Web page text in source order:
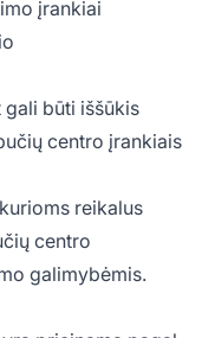
įrankiai
gali būti iššūkis
centro įrankiais
reikalus
centro
galimybėmis.